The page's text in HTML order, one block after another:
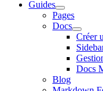
Guides
Pages
Docs
Créer
Docs
Blog